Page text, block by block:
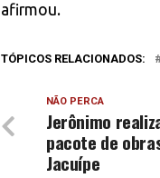
afirmou.
TÓPICOS RELACIONADOS:
NÃO PERCA
Jerônimo
pacote de
Jacuípe